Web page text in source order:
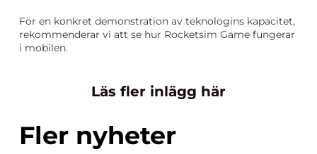
För en konkret demonstration av teknologins kapacitet,
rekommenderar vi att se hur Rocketsim Game fungerar
i mobilen.
Läs fler inlägg här
Fler nyheter